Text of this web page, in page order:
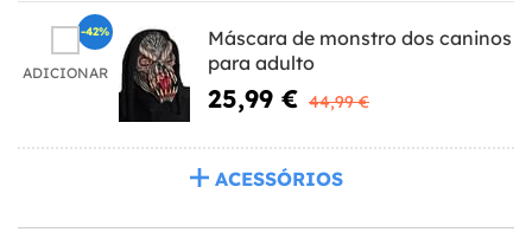
ADICIONAR
Máscara de monstro dos caninos
para adulto
25,99 € 44,99 €
-42%
ACESSÓRIOS